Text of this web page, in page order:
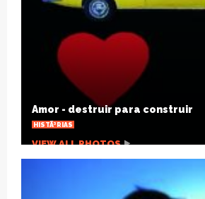
Hipnoterapia x Ansiedade
SAÃºDE
VIEW ALL PHOTOS